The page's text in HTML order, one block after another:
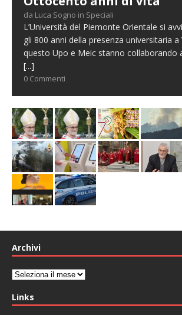
da Luca Sogno in Speciali
L’Università del Piemonte Orientale si
gli 800 anni della presenza universitaria a
questo Upo e Meic stanno collaborando
[...]
0 Commenti
Archivi
Archivi
Links